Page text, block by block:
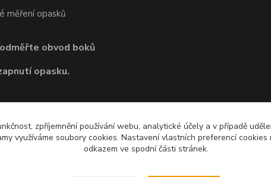
obvod boků
opasku.
zpříjemnění používání webu, analytické účely a v případě
využíváme soubory cookies. Nastavení vlastních preferencí
odkazem ve spodní části stránek.